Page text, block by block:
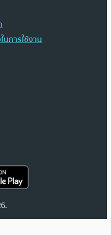
นการใช้งาน